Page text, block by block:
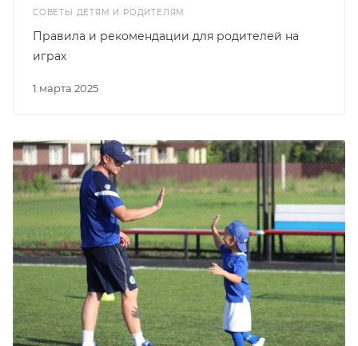
СОВЕТЫ ДЕТЯМ И РОДИТЕЛЯМ
1 марта 2025
Правила и рекомендации для родителей на
играх